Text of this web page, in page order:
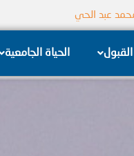
الشام الخاصة
القبول الحياة الجامعية